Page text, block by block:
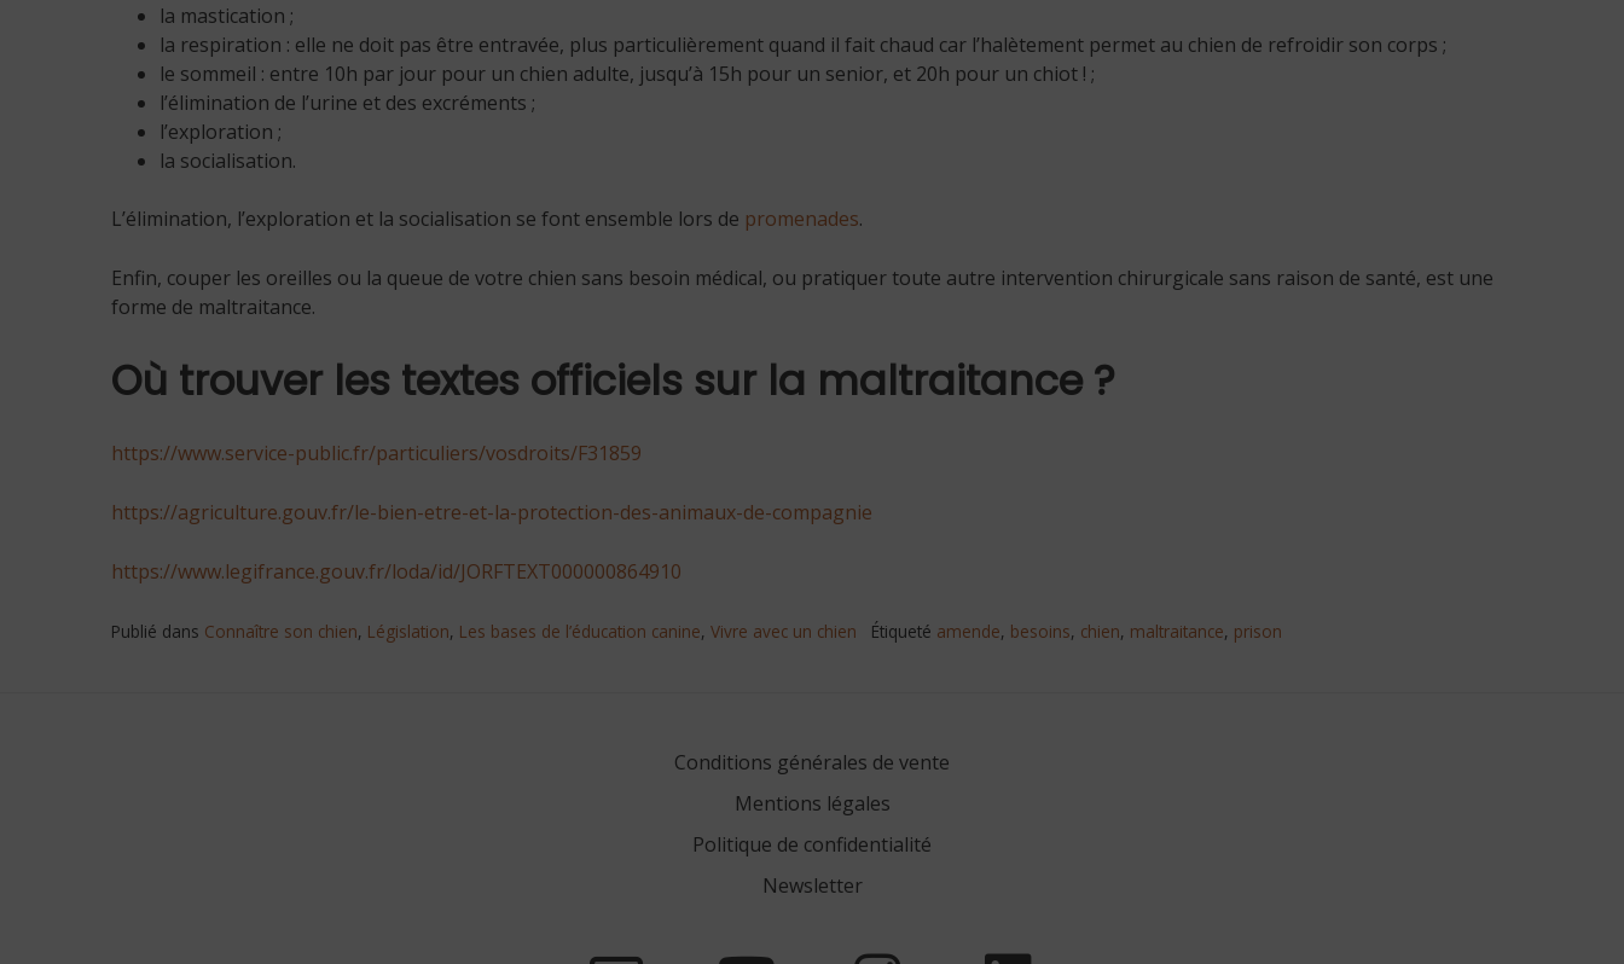
la mastication ;
la respiration : elle ne doit pas être entravée, plus particulièrement quand il fait chaud car l’halètement permet au chien de refroidir son corps ;
le sommeil : entre 10h par jour pour un chien adulte, jusqu’à 15h pour un senior, et 20h pour un chiot ! ;
l’élimination de l’urine et des excréments ;
l’exploration ;
la socialisation.
L’élimination, l’exploration et la socialisation se font ensemble lors de promenades.
Enfin, couper les oreilles ou la queue de votre chien sans besoin médical, ou pratiquer toute autre intervention chirurgicale sans raison de santé, est une
forme de maltraitance.
Où trouver les textes officiels sur la maltraitance ?
https://www.service-public.fr/particuliers/vosdroits/F31859
https://agriculture.gouv.fr/le-bien-etre-et-la-protection-des-animaux-de-compagnie
https://www.legifrance.gouv.fr/loda/id/JORFTEXT000000864910
Publié dans Connaître son chien, Législation, Les bases de l’éducation canine, Vivre avec un chien Étiqueté amende, besoins, chien, maltraitance, prison
Conditions générales de vente
Mentions légales
Politique de confidentialité
Newsletter